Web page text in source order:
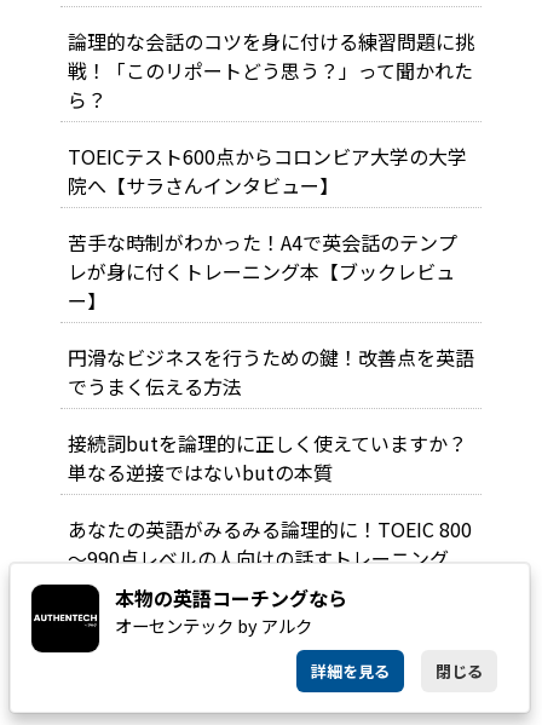
論理的な会話のコツを身に付ける練習問題に挑
戦！「このリポートどう思う？」って聞かれた
ら？
TOEICテスト600点からコロンビア大学の大学
院へ【サラさんインタビュー】
苦手な時制がわかった！A4で英会話のテンプ
レが身に付くトレーニング本【ブックレビュ
ー】
円滑なビジネスを行うための鍵！改善点を英語
でうまく伝える方法
接続詞butを論理的に正しく使えていますか？
単なる逆接ではないbutの本質
あなたの英語がみるみる論理的に！TOEIC 800
～990点レベルの人向けの話すトレーニング
英語の文がどんどん出て来る！TOEIC 500～
800点レベルの人向けの話すトレーニング
本物の英語コーチングなら
オーセンテック by アルク
詳細を見る 閉じる